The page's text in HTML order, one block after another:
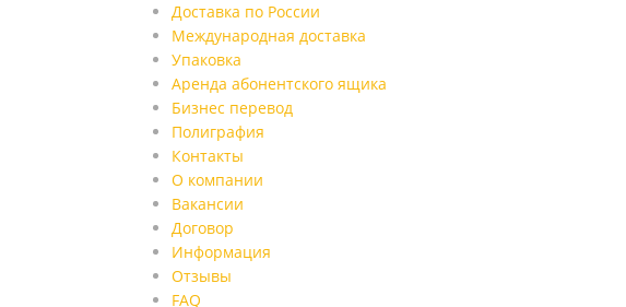
Доставка по России
Международная доставка
Упаковка
Аренда абонентского ящика
Бизнес перевод
Полиграфия
Контакты
О компании
Вакансии
Договор
Информация
Отзывы
FAQ